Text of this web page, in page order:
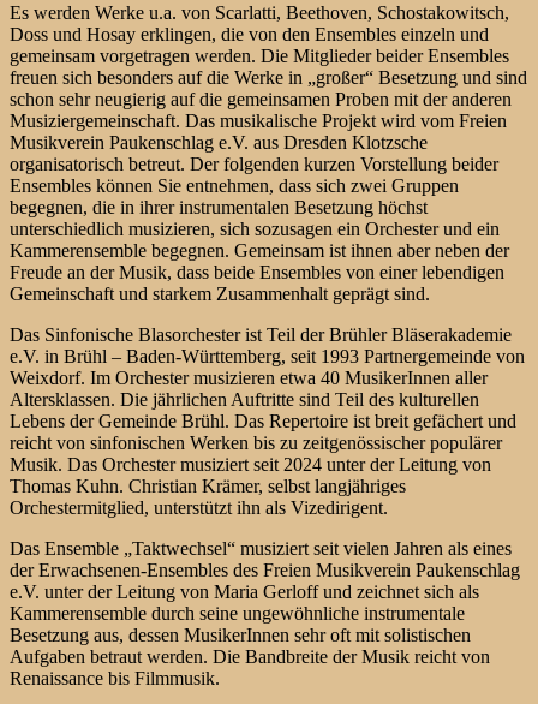
Es werden Werke u.a. von Scarlatti, Beethoven, Schostakowitsch,
Doss und Hosay erklingen, die von den Ensembles einzeln und
gemeinsam vorgetragen werden. Die Mitglieder beider Ensembles
freuen sich besonders auf die Werke in „großer“ Besetzung und sind
schon sehr neugierig auf die gemeinsamen Proben mit der anderen
Musiziergemeinschaft. Das musikalische Projekt wird vom Freien
Musikverein Paukenschlag e.V. aus Dresden Klotzsche
organisatorisch betreut. Der folgenden kurzen Vorstellung beider
Ensembles können Sie entnehmen, dass sich zwei Gruppen
begegnen, die in ihrer instrumentalen Besetzung höchst
unterschiedlich musizieren, sich sozusagen ein Orchester und ein
Kammerensemble begegnen. Gemeinsam ist ihnen aber neben der
Freude an der Musik, dass beide Ensembles von einer lebendigen
Gemeinschaft und starkem Zusammenhalt geprägt sind.
Das Sinfonische Blasorchester ist Teil der Brühler Bläserakademie
e.V. in Brühl – Baden-Württemberg, seit 1993 Partnergemeinde von
Weixdorf. Im Orchester musizieren etwa 40 MusikerInnen aller
Altersklassen. Die jährlichen Auftritte sind Teil des kulturellen
Lebens der Gemeinde Brühl. Das Repertoire ist breit gefächert und
reicht von sinfonischen Werken bis zu zeitgenössischer populärer
Musik. Das Orchester musiziert seit 2024 unter der Leitung von
Thomas Kuhn. Christian Krämer, selbst langjähriges
Orchestermitglied, unterstützt ihn als Vizedirigent.
Das Ensemble „Taktwechsel“ musiziert seit vielen Jahren als eines
der Erwachsenen-Ensembles des Freien Musikverein Paukenschlag
e.V. unter der Leitung von Maria Gerloff und zeichnet sich als
Kammerensemble durch seine ungewöhnliche instrumentale
Besetzung aus, dessen MusikerInnen sehr oft mit solistischen
Aufgaben betraut werden. Die Bandbreite der Musik reicht von
Renaissance bis Filmmusik.